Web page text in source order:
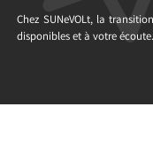
Chez SUNeVOLt, la
disponibles et à votre écoute.